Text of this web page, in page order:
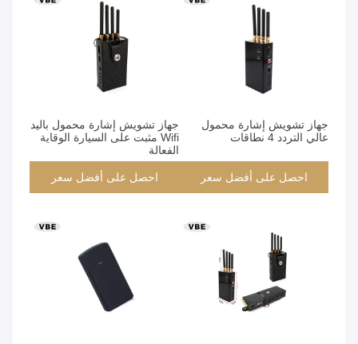
جهاز تشويش إشارة محمول
عالي التردد 4 نطاقات
احصل على أفضل سعر
جهاز تشويش إشارة محمول باليد
Wifi مثبت على السيارة الوقاية
الفعالة
احصل على أفضل سعر